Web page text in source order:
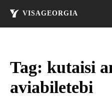
VISAGEORGIA
Tag: kutaisi
aviabiletebi